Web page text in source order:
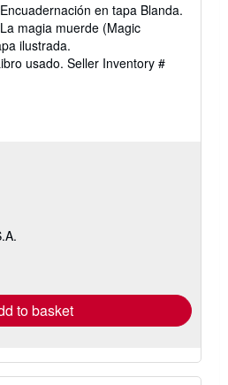
en tapa Blanda.
magia muerde (Magic
ilustrada.
usado. Seller Inventory #
to basket